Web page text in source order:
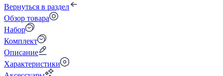
Вернуться в раздел
Обзор товара
Набор
Комплект
Описание
Характеристики